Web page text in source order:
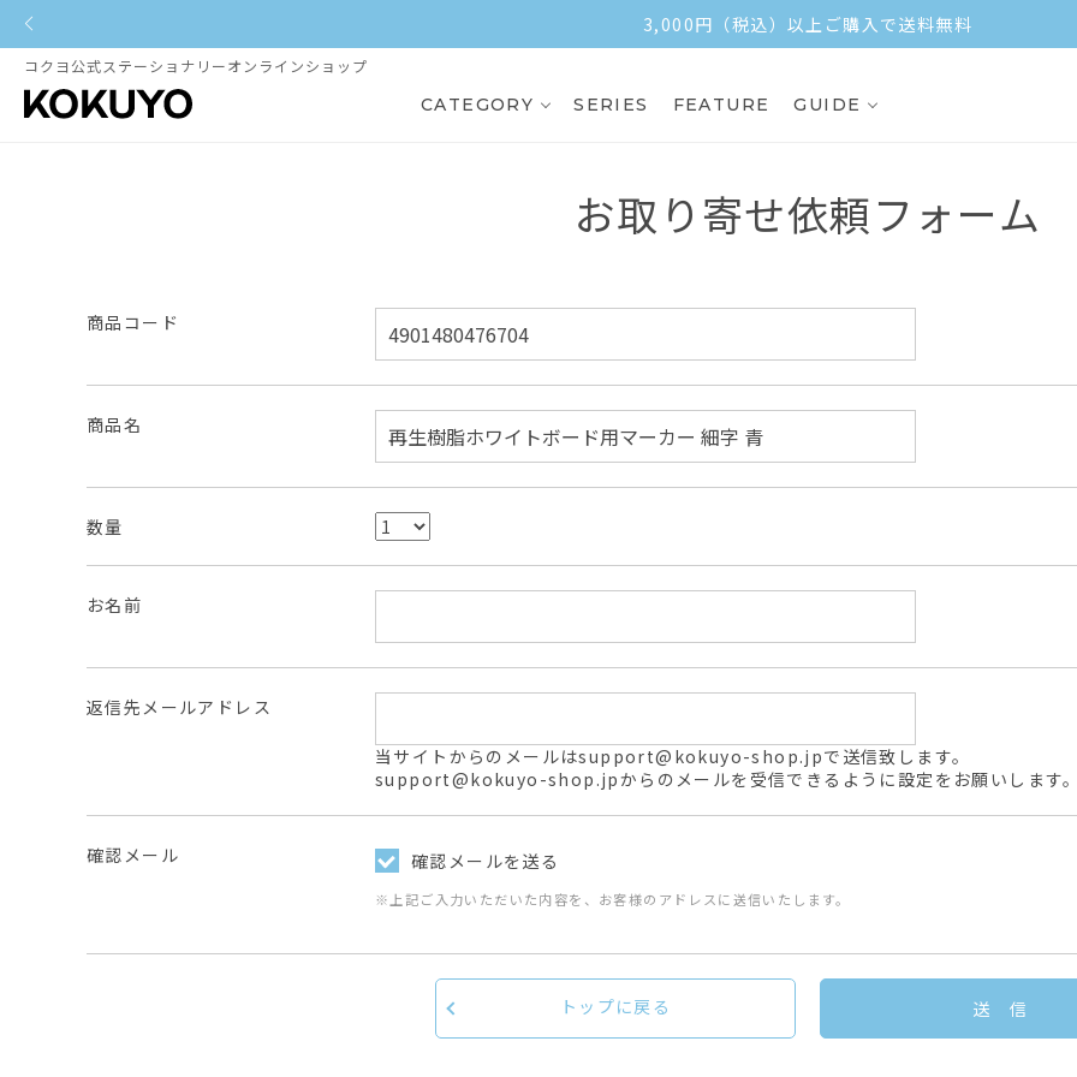
3,000円（税込）以上ご購入で送料無料
コクヨ公式ステーショナリーオンラインショップ
CATEGORY SERIES FEATURE GUIDE
お取り寄せ依頼フォーム
商品コード
商品名
数量
お名前
返信先メールアドレス
当サイトからのメールはsupport@kokuyo-shop.jpで送信致します。
support@kokuyo-shop.jpからのメールを受信できるように設定をお願いします
確認メール 確認メールを送る
※上記ご入力いただいた内容を、お客様のアドレスに送信いたします。
送 信
トップに戻る